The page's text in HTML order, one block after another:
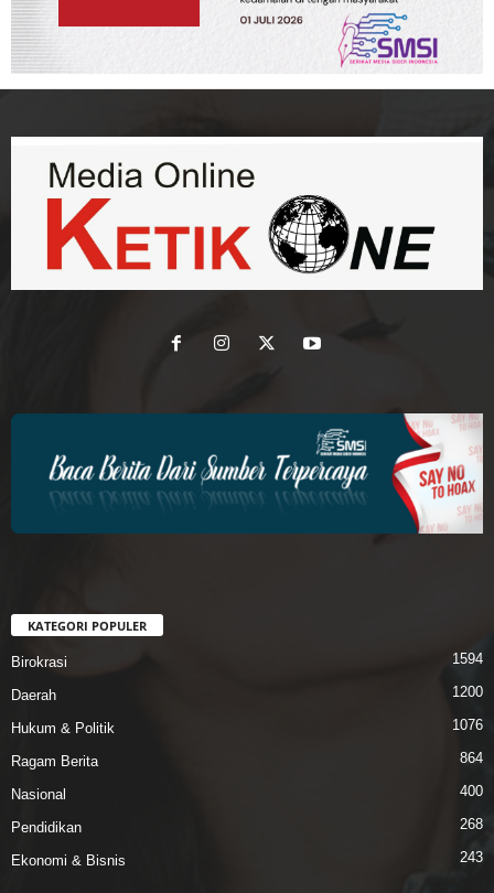
KATEGORI POPULER
Birokrasi 1594
Daerah 1200
Hukum & Politik 1076
Ragam Berita 864
Nasional 400
Pendidikan 268
Ekonomi & Bisnis 243